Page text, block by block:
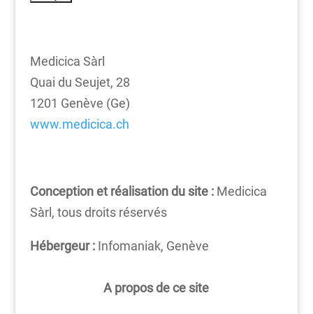
Medicica Sàrl
Quai du Seujet, 28
1201 Genève (Ge)
www.medicica.ch
Conception et réalisation du site :Medicica
Sàrl, tous droits réservés
Hébergeur :Infomaniak, Genève
A propos de ce site